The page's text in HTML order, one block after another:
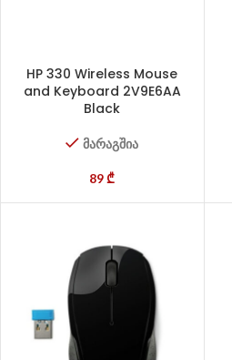
HP 330 Wireless Mouse
and Keyboard 2V9E6AA
Black
მარაგშია
89₾